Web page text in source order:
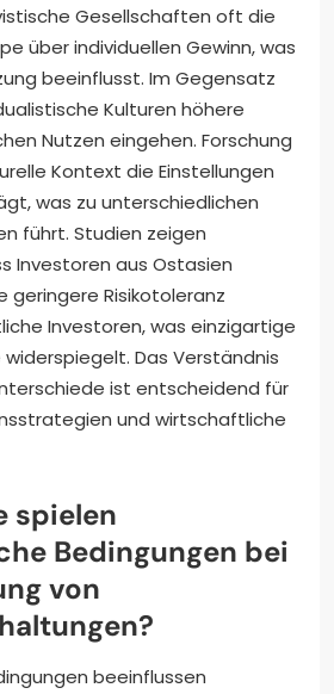
Gesellschaften oft die
über individuellen Gewinn, was
beeinflusst. Im Gegensatz
Kulturen höhere
Nutzen eingehen. Forschung
Kontext die Einstellungen
was zu unterschiedlichen
führt. Studien zeigen
Investoren aus Ostasien
geringere Risikotoleranz
Investoren, was einzigartige
Das Verständnis
ist entscheidend für
und wirtschaftliche
spielen
Bedingungen bei
von
beeinflussen